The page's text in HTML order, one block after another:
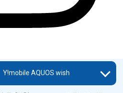
Y!mobile AQUOS wish